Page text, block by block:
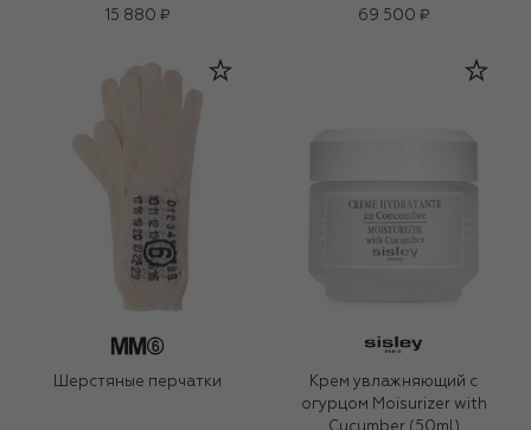
15 880 ₽
69 500 ₽
Шерстяные перчатки
Крем увлажняющий с
огурцом Moisurizer with
Cucumber (50ml)